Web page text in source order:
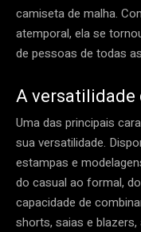
camiseta de malha.
atemporal, ela se
de pessoas de todas
A versatilidade
Uma das principais
sua versatilidade.
estampas e
do casual ao formal,
capacidade de
shorts, saias e